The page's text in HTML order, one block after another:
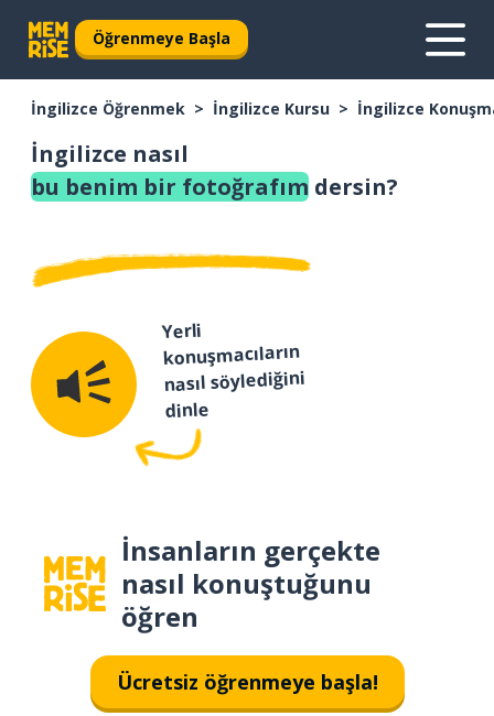
Öğrenmeye Başla
İngilizce Öğrenmek İngilizce Kursu İngilizce
İngilizce nasıl
bu benim bir fotoğrafım dersin?
Yerli
konuşmacıların
nasıl söylediğini
dinle
İnsanların gerçekte
nasıl konuştuğunu
öğren
Ücretsiz öğrenmeye başla!